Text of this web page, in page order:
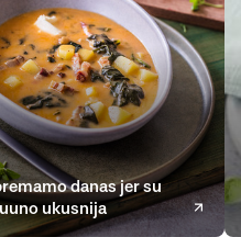
danas jer su
ukusnija